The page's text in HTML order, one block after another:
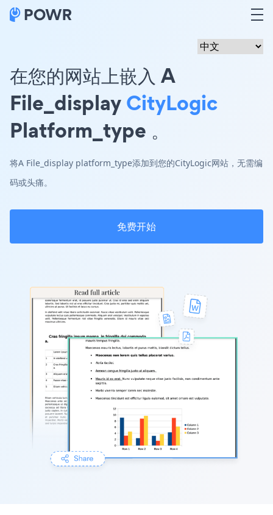
在您的网站上嵌入 A
File_displayCityLogic
Platform_type 。
将A File_display platform_type添加到您的CityLogic网站，无需编
码或头痛。
免费开始